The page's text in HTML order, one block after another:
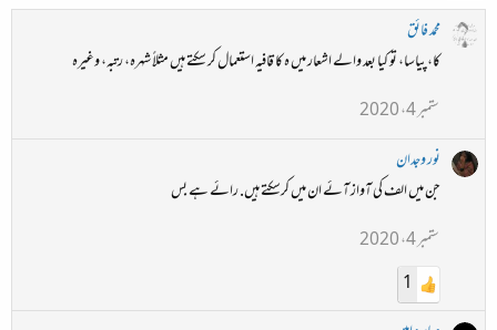
محمد فائق
کا، پیاسا، تو کیا بعد والے اشعار میں ہ کا قافیہ استعمال کر سکتے ہیں مثلاً شہرہ، رتبہ، وغیرہ
ستمبر 4، 2020
نور وجدان
جن میں الف کی آواز آئے ان میں کرسکتے ہیں. رائے ہے بس
ستمبر 4، 2020
1